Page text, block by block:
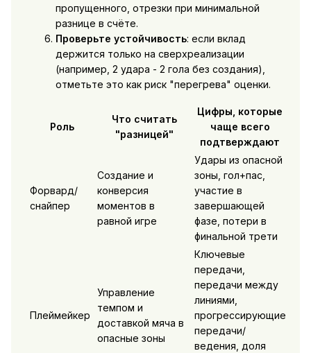
пропущенного, отрезки при минимальной
разнице в счёте.
Проверьте устойчивость: если вклад
держится только на сверхреализации
(например, 2 удара - 2 гола без создания),
отметьте это как риск "перегрева" оценки.
Роль
Что считать
"разницей"
Цифры, которые
чаще всего
подтверждают
Форвард/
снайпер
Создание и
конверсия
моментов в
равной игре
Удары из опасной
зоны, гол+пас,
участие в
завершающей
фазе, потери в
финальной трети
Плеймейкер
Управление
темпом и
доставкой мяча в
опасные зоны
Ключевые
передачи,
передачи между
линиями,
прогрессирующие
передачи/
ведения, доля